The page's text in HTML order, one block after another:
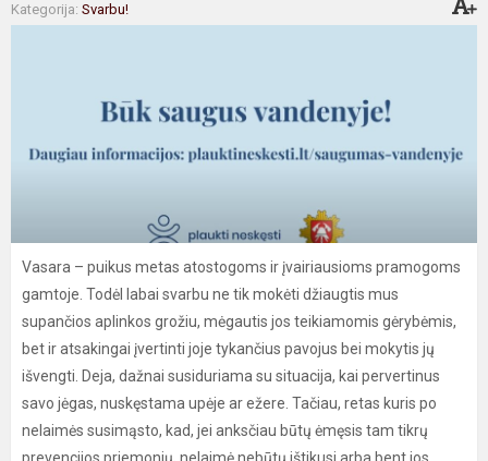
Kategorija: Svarbu!
Vasara – puikus metas atostogoms ir įvairiausioms pramogoms
gamtoje. Todėl labai svarbu ne tik mokėti džiaugtis mus
supančios aplinkos grožiu, mėgautis jos teikiamomis gėrybėmis,
bet ir atsakingai įvertinti joje tykančius pavojus bei mokytis jų
išvengti. Deja, dažnai susiduriama su situacija, kai pervertinus
savo jėgas, nuskęstama upėje ar ežere. Tačiau, retas kuris po
nelaimės susimąsto, kad, jei anksčiau būtų ėmęsis tam tikrų